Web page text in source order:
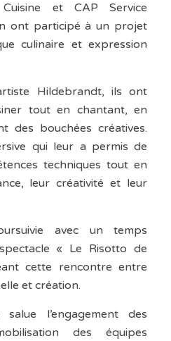
et CAP Service
ont participé à un projet
culinaire et expression
Hildebrandt, ils ont
tout en chantant, en
des bouchées créatives.
qui leur a permis de
techniques tout en
leur créativité et leur
avec un temps
« Le Risotto de
cette rencontre entre
et création.
l’engagement des
des équipes